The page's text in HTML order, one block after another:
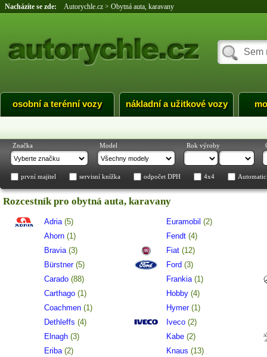
Nacházíte se zde: Autorychle.cz > Obytná auta, karavany
osobní a terénní vozy nákladní a užitkové vozy
Značka Model Rok výroby
první majitel servisní knížka odpočet DPH 4x4
Rozcestník pro obytná auta, karavany
Adria (5)
Ahorn (1)
Bravia (3)
Bürstner (5)
Carado (88)
Carthago (1)
Coachmen (1)
Dethleffs (4)
Elnagh (3)
Eriba (2)
Euramobil (2)
Fendt (4)
Fiat (12)
Ford (3)
Frankia (1)
Hobby (4)
Hymer (1)
Iveco (2)
Kabe (2)
Knaus (13)